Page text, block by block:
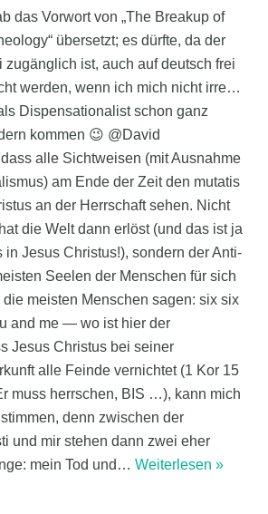
das Vorwort von „The Breakup of
übersetzt; es dürfte, da der
zugänglich ist, auch auf deutsch frei
werden, wenn ich mich nicht irre…
Dispensationalist schon ganz
kommen 😉 @David
alle Sichtweisen (mit Ausnahme
am Ende der Zeit den mutatis
an der Herrschaft sehen. Nicht
die Welt dann erlöst (und das ist ja
in Jesus Christus!), sondern der Anti-
Seelen der Menschen für sich
meisten Menschen sagen: six six
and me — wo ist hier der
Jesus Christus bei seiner
alle Feinde vernichtet (1 Kor 15
muss herrschen, BIS …), kann mich
denn zwischen der
und mir stehen dann zwei eher
mein Tod und … Weiterlesen »